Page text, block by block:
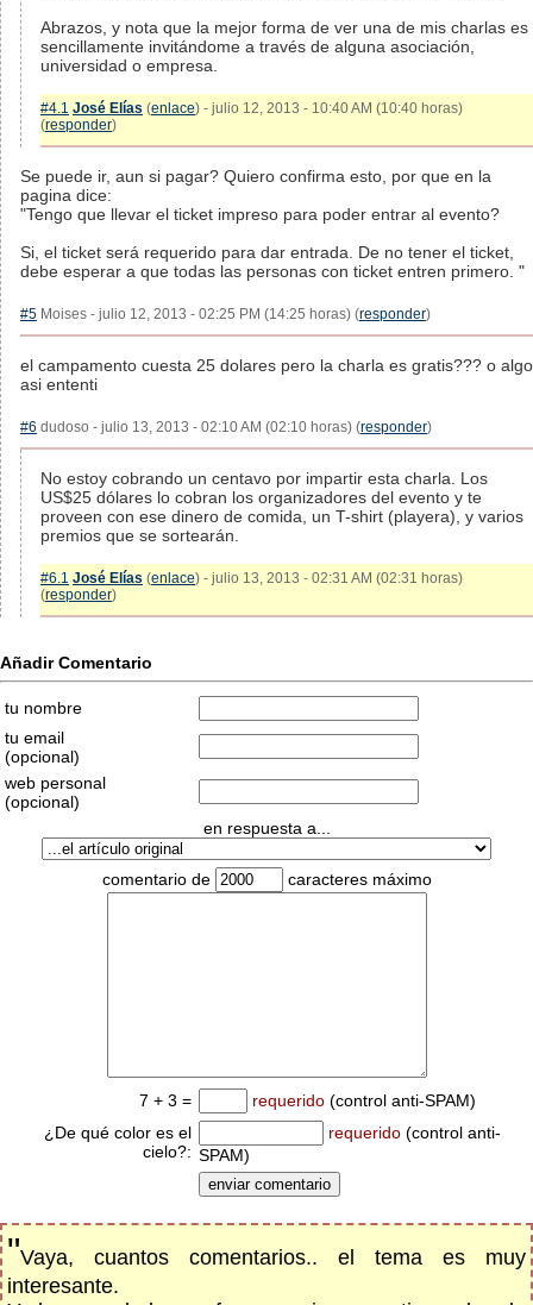
Abrazos, y nota que la mejor forma de ver una de mis charlas es
sencillamente invitándome a través de alguna asociación,
universidad o empresa.
#4.1 José Elías (enlace) - julio 12, 2013 - 10:40 AM (10:40 horas)
(responder)
Se puede ir, aun si pagar? Quiero confirma esto, por que en la
pagina dice:
"Tengo que llevar el ticket impreso para poder entrar al evento?
Si, el ticket será requerido para dar entrada. De no tener el ticket,
debe esperar a que todas las personas con ticket entren primero. "
#5 Moises - julio 12, 2013 - 02:25 PM (14:25 horas) (responder)
el campamento cuesta 25 dolares pero la charla es gratis??? o algo
asi ententi
#6 dudoso - julio 13, 2013 - 02:10 AM (02:10 horas) (responder)
No estoy cobrando un centavo por impartir esta charla. Los
US$25 dólares lo cobran los organizadores del evento y te
proveen con ese dinero de comida, un T-shirt (playera), y varios
premios que se sortearán.
#6.1 José Elías (enlace) - julio 13, 2013 - 02:31 AM (02:31 horas)
(responder)
Añadir Comentario
tu nombre
tu email
(opcional)
web personal
(opcional)
en respuesta a...
comentario de caracteres máximo
7 + 3 = requerido (control anti-SPAM)
¿De qué color es el
cielo?:
requerido (control anti-
SPAM)
"Vaya, cuantos comentarios.. el tema es muy
interesante.